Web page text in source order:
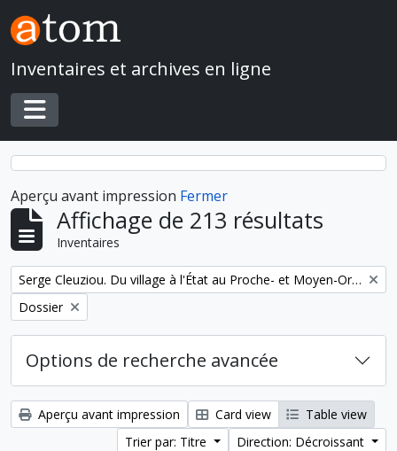
Skip to main content
Inventaires et archives en ligne
Toggle navigation
Aperçu avant impression Fermer
Affichage de 213 résultats
Inventaires
Remove filter:
Serge Cleuziou. Du village à l'État au Proche- et Moyen-Orient
Remove filter:
Dossier
Options de recherche avancée
Aperçu avant impression Card view
Table view
Trier par: Titre
Direction: Décroissant